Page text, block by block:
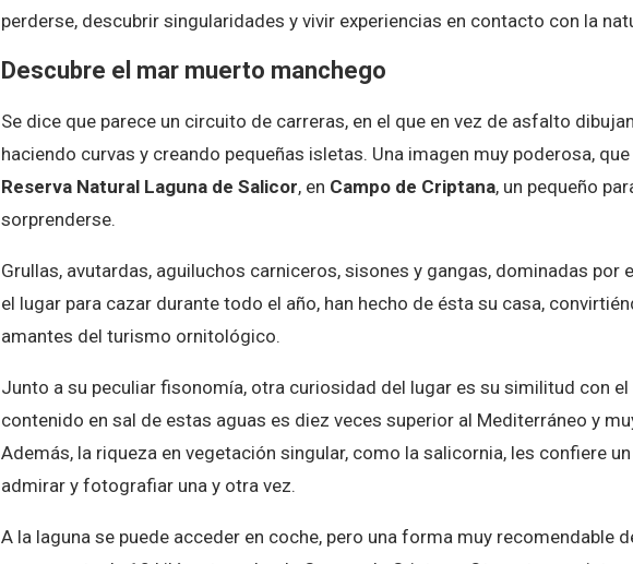
perderse, descubrir singularidades y vivir experiencias en contacto con la
Descubre el mar muerto manchego
Se dice que parece un circuito de carreras, en el que en vez de asfalto
haciendo curvas y creando pequeñas isletas. Una imagen muy poderosa,
Reserva Natural Laguna de Salicor, en Campo de Criptana, un pequeño
sorprenderse.
Grullas, avutardas, aguiluchos carniceros, sisones y gangas, dominadas por
el lugar para cazar durante todo el año, han hecho de ésta su casa,
amantes del turismo ornitológico.
Junto a su peculiar fisonomía, otra curiosidad del lugar es su similitud con
contenido en sal de estas aguas es diez veces superior al Mediterráneo y
Además, la riqueza en vegetación singular, como la salicornia, les confiere
admirar y fotografiar una y otra vez.
A la laguna se puede acceder en coche, pero una forma muy recomendable